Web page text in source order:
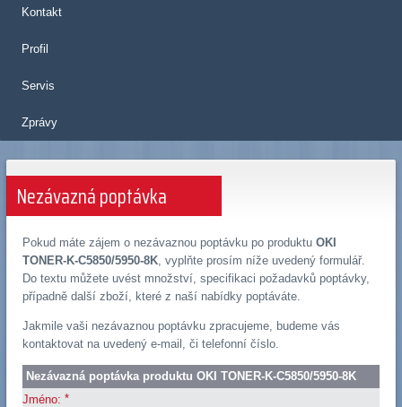
Kontakt
Profil
Servis
Zprávy
Nezávazná poptávka
Pokud máte zájem o nezávaznou poptávku po produktu OKI
TONER-K-C5850/5950-8K, vyplňte prosím níže uvedený formulář.
Do textu můžete uvést množství, specifikaci požadavků poptávky,
případně další zboží, které z naší nabídky poptáváte.
Jakmile vaši nezávaznou poptávku zpracujeme, budeme vás
kontaktovat na uvedený e-mail, či telefonní číslo.
Nezávazná poptávka produktu OKI TONER-K-C5850/5950-8K
Jméno: *